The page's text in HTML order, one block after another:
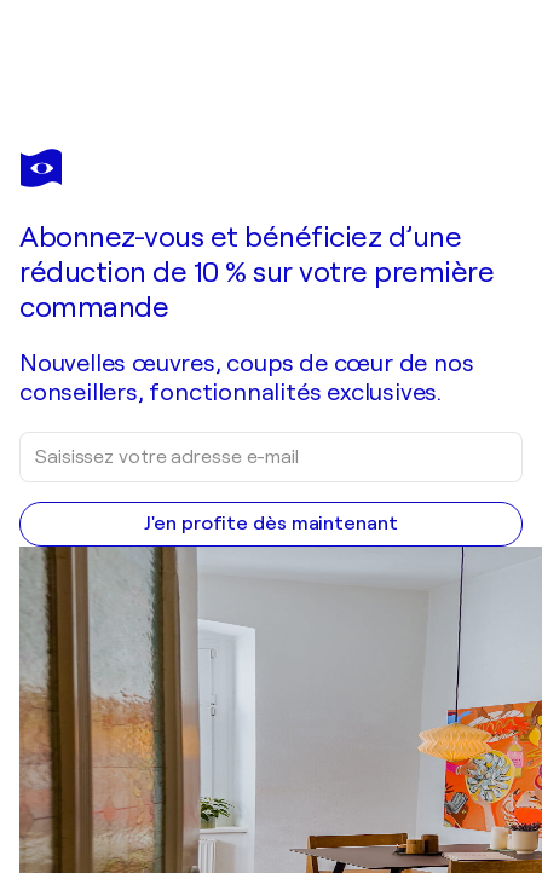
F G DAVIS
HOPES AND DREAMS
Abonnez-vous et bénéficiez d’une
réduction de 10 % sur votre première
commande
Nouvelles œuvres, coups de cœur de nos
conseillers, fonctionnalités exclusives.
J'en profite dès maintenant